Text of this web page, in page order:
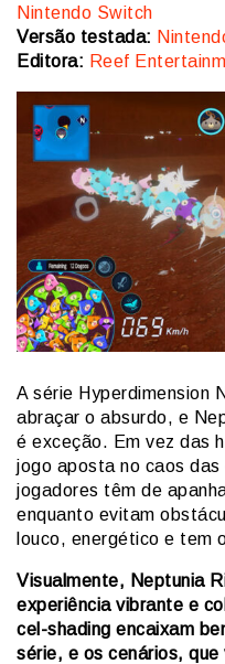
Nintendo Switch
Versão testada:
Editora: Reef
A série Hyperdimension
abraçar o absurdo, e
é exceção. Em vez das
jogo aposta no caos
jogadores têm de
enquanto evitam
louco, energético e tem
Visualmente, Neptunia
experiência vibrante e
cel-shading encaixam
série, e os cenários,